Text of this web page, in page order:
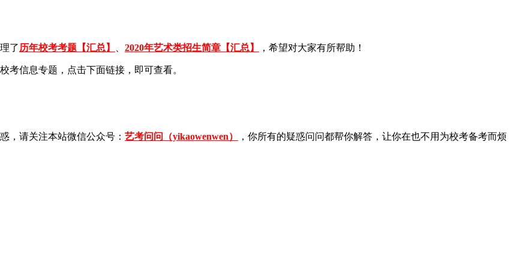
了 历年校考考题【汇总】 2020年艺术类招生简章【汇总】 ，希望对大家有所帮助！
考信息专题，点击下面链接，即可查看。
，请关注本站微信公众号： 艺考问问（yikaowenwen）
，你所有的疑惑问问都帮你解答，让你在也不用为校考备考而烦